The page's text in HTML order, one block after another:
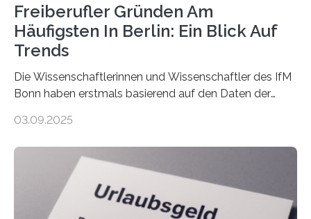
Freiberufler Gründen Am
Häufigsten In Berlin: Ein Blick Auf
Trends
Die Wissenschaftlerinnen und Wissenschaftler des IfM
Bonn haben erstmals basierend auf den Daten der
Landkreise mit den meisten Gründungen von
ist demnach Berlin. Betrachtet man nur die Gründungen
der Freiberuflerinnen, so liegt Leipzig an der Spitze. In
Berlin starteten in 2024 die meisten Personen in eine
eigene freiberufliche Existenz, dahinter folgten die
03.09.2025